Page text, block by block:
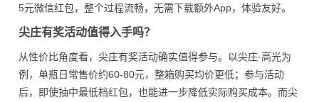
5元微信红包，整个过程流畅，无需下载额外App，体验友好。
尖庄有奖活动值得入手吗？
从性价比角度看，尖庄有奖活动确实值得参与。以尖庄·高光为
例，单瓶日常售价约60-80元，整箱购买均价更低；参与活动
后，即使抽中最低档红包，也能进一步降低实际购买成本。而尖